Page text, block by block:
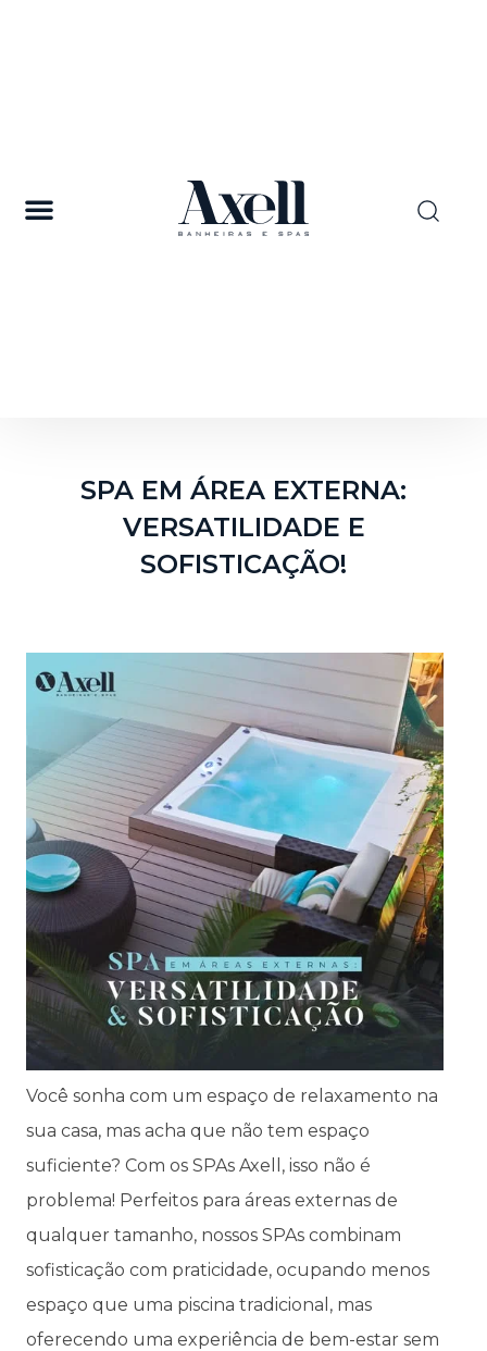
SPA EM ÁREA EXTERNA:
VERSATILIDADE E
SOFISTICAÇÃO!
Você sonha com um espaço de relaxamento na
sua casa, mas acha que não tem espaço
suficiente? Com os SPAs Axell, isso não é
problema! Perfeitos para áreas externas de
qualquer tamanho, nossos SPAs combinam
sofisticação com praticidade, ocupando menos
espaço que uma piscina tradicional, mas
oferecendo uma experiência de bem-estar sem